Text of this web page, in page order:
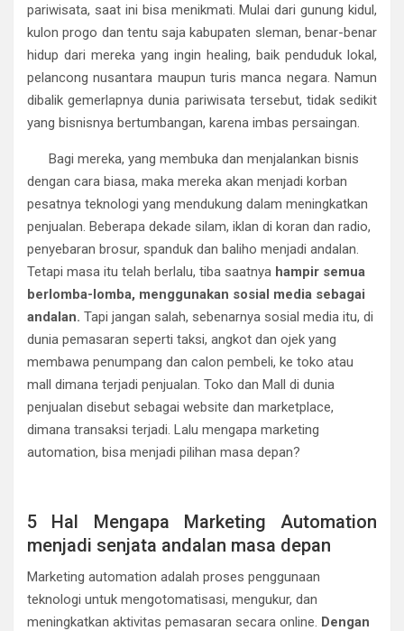
pariwisata, saat ini bisa menikmati. Mulai dari gunung kidul,
kulon progo dan tentu saja kabupaten sleman, benar-benar
hidup dari mereka yang ingin healing, baik penduduk lokal,
pelancong nusantara maupun turis manca negara. Namun
dibalik gemerlapnya dunia pariwisata tersebut, tidak sedikit
yang bisnisnya bertumbangan, karena imbas persaingan.
Bagi mereka, yang membuka dan menjalankan bisnis
dengan cara biasa, maka mereka akan menjadi korban
pesatnya teknologi yang mendukung dalam meningkatkan
penjualan. Beberapa dekade silam, iklan di koran dan radio,
penyebaran brosur, spanduk dan baliho menjadi andalan.
Tetapi masa itu telah berlalu, tiba saatnya hampir semua
berlomba-lomba, menggunakan sosial media sebagai
andalan. Tapi jangan salah, sebenarnya sosial media itu, di
dunia pemasaran seperti taksi, angkot dan ojek yang
membawa penumpang dan calon pembeli, ke toko atau
mall dimana terjadi penjualan. Toko dan Mall di dunia
penjualan disebut sebagai website dan marketplace,
dimana transaksi terjadi. Lalu mengapa marketing
automation, bisa menjadi pilihan masa depan?
5 Hal Mengapa Marketing Automation
menjadi senjata andalan masa depan
Marketing automation adalah proses penggunaan
teknologi untuk mengotomatisasi, mengukur, dan
meningkatkan aktivitas pemasaran secara online. Dengan